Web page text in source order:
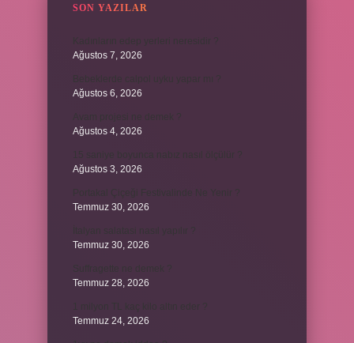
SON YAZILAR
Ağustos 7, 2026
Ağustos 6, 2026
Ağustos 4, 2026
Ağustos 3, 2026
Temmuz 30, 2026
Temmuz 30, 2026
Temmuz 28, 2026
Temmuz 24, 2026